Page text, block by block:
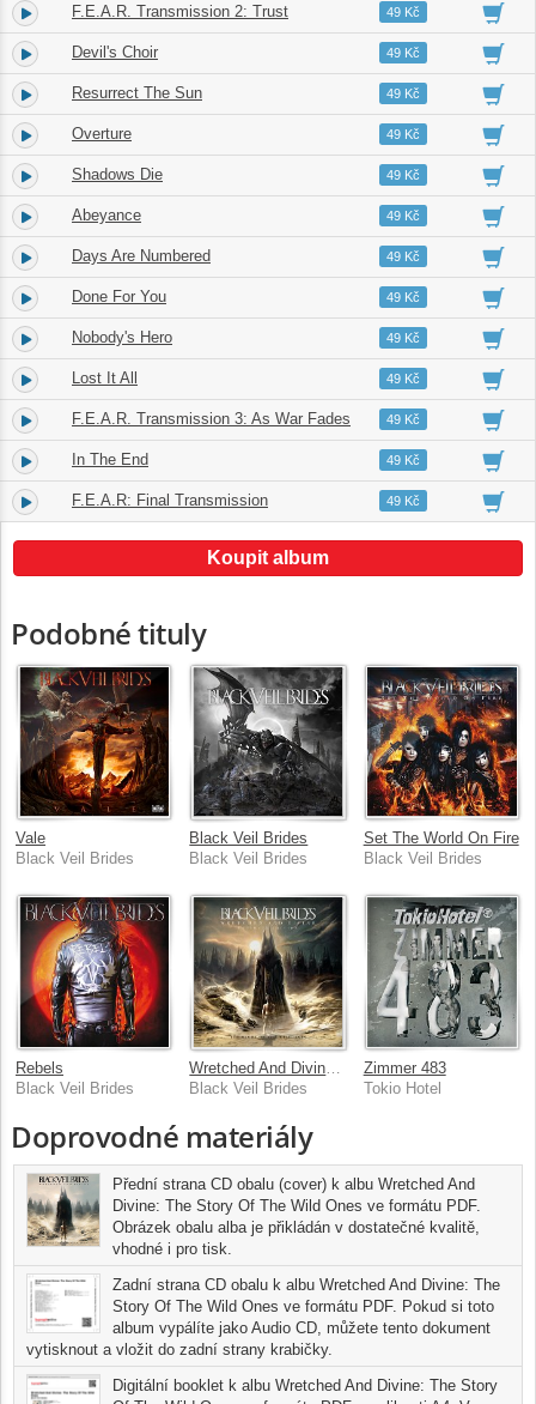
7. F.E.A.R. Transmission 2: Trust 00:2149 Kč
8. Devil's Choir 02:5749 Kč
9. Resurrect The Sun 04:3549 Kč
10. Overture 01:3849 Kč
11. Shadows Die 05:2549 Kč
12. Abeyance 00:1449 Kč
13. Days Are Numbered 03:4149 Kč
14. Done For You 02:3449 Kč
15. Nobody's Hero 03:3649 Kč
16. Lost It All 05:2049 Kč
17. F.E.A.R. Transmission 3: As War Fades 00:5849 Kč
18. In The End 03:4849 Kč
19. F.E.A.R: Final Transmission 00:5449 Kč
Koupit album
Podobné tituly
Vale
Black Veil Brides
Black Veil Brides
Black Veil Brides
Set The World On Fire
Black Veil Brides
Rebels
Black Veil Brides
Wretched And Divine: The Story Of The Wild Ones [Ultimate Edition]
Black Veil Brides
Zimmer 483
Tokio Hotel
Doprovodné materiály
Přední strana CD obalu (cover) k albu Wretched And
Divine: The Story Of The Wild Ones ve formátu PDF.
Obrázek obalu alba je přikládán v dostatečné kvalitě,
vhodné i pro tisk.
Zadní strana CD obalu k albu Wretched And Divine: The
Story Of The Wild Ones ve formátu PDF. Pokud si toto
album vypálíte jako Audio CD, můžete tento dokument
vytisknout a vložit do zadní strany krabičky.
Digitální booklet k albu Wretched And Divine: The Story